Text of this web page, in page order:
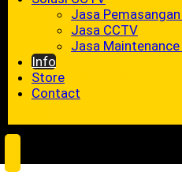
Jasa
Jasa CCTV
Jasa Maintenance
Info
Store
Contact